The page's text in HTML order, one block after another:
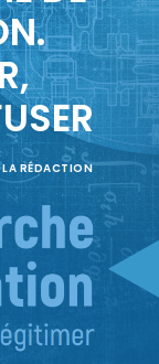
LA RÉDACTION